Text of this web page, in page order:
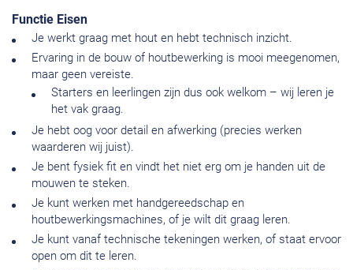
Functie Eisen
Je werkt graag met hout en hebt technisch inzicht.
Ervaring in de bouw of houtbewerking is mooi meegenomen,
maar geen vereiste.
Starters en leerlingen zijn dus ook welkom – wij leren je
het vak graag.
Je hebt oog voor detail en afwerking (precies werken
waarderen wij juist).
Je bent fysiek fit en vindt het niet erg om je handen uit de
mouwen te steken.
Je kunt werken met handgereedschap en
houtbewerkingsmachines, of je wilt dit graag leren.
Je kunt vanaf technische tekeningen werken, of staat ervoor
open om dit te leren.